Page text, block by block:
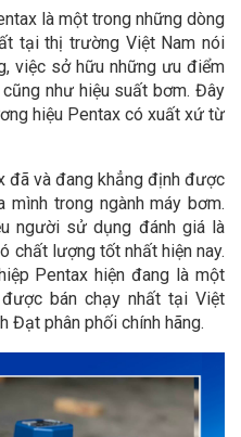
là một trong những dòng
tại thị trường Việt Nam nói
việc sở hữu những ưu điểm
như hiệu suất bơm. Đây
hiệu Pentax có xuất xứ từ
đã và đang khẳng định được
trong ngành máy bơm.
người sử dụng đánh giá là
chất lượng tốt nhất hiện nay.
Pentax hiện đang là một
bán chạy nhất tại Việt
Đạt phân phối chính hãng.